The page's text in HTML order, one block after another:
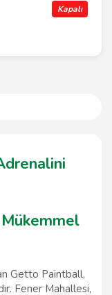
Getto Paintball,
Fener Mahallesi,
Kapalı